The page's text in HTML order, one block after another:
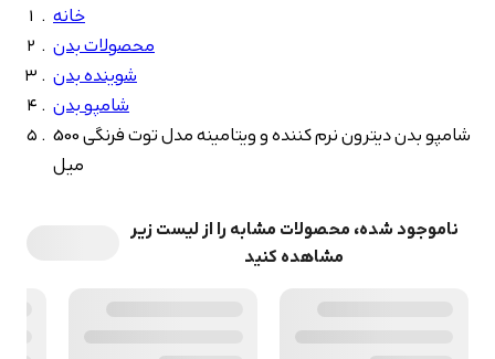
خانه
محصولات بدن
شوینده بدن
شامپو بدن
شامپو بدن دیترون نرم کننده و ویتامینه مدل توت فرنگی 500
میل
ناموجود شده، محصولات مشابه را از لیست زیر
مشاهده کنید